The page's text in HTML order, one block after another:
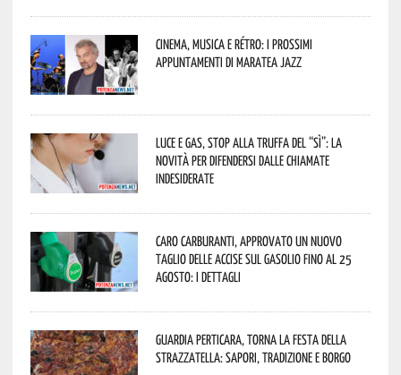
Cinema, musica e rétro: i prossimi
appuntamenti di Maratea Jazz
Luce e gas, stop alla truffa del “Sì”: la
novità per difendersi dalle chiamate
indesiderate
Caro carburanti, approvato un nuovo
taglio delle accise sul gasolio fino al 25
agosto: i dettagli
Guardia Perticara, torna la Festa della
Strazzatella: sapori, tradizione e borgo